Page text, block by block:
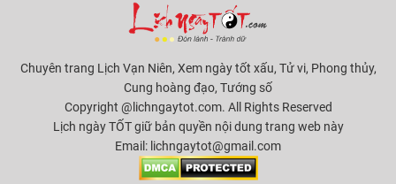
Chuyên trang Lịch Vạn Niên, Xem ngày tốt xấu, Tử vi, Phong thủy,
Cung hoàng đạo, Tướng số
Copyright @lichngaytot.com. All Rights Reserved
Lịch ngày TỐT giữ bản quyền nội dung trang web này
Email: lichngaytot@gmail.com